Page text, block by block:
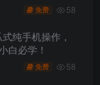
免费 58
纯手机操作，
白必学！
免费 58